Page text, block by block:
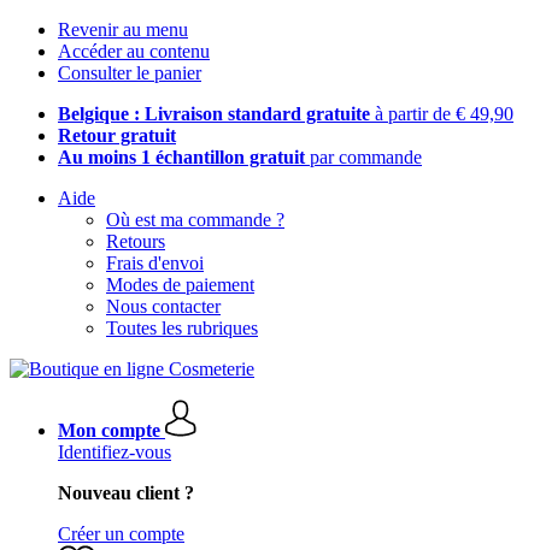
Revenir au menu
Accéder au contenu
Consulter le panier
Belgique : Livraison standard gratuite à partir de € 49,90
Retour gratuit
Au moins 1 échantillon gratuit par commande
Aide
Où est ma commande ?
Retours
Frais d'envoi
Modes de paiement
Nous contacter
Toutes les rubriques
Mon compte
Identifiez-vous
Nouveau client ?
Créer un compte